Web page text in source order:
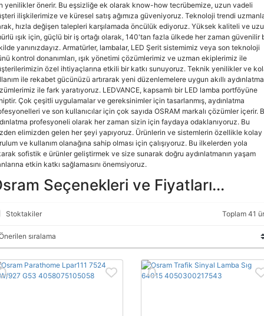
yenilikler önerir. Bu eşsizliğe ek olarak know-how tecrübemize, uzun vadeli
ilişkilerimize ve küresel satış ağımıza güveniyoruz. Teknoloji trendi
hızla değişen talepleri karşılamada öncülük ediyoruz. Yüksek kaliteli ve
ışık için, güçlü bir iş ortağı olarak, 140'tan fazla ülkede her zaman güvenilir
yanınızdayız. Armatürler, lambalar, LED Şerit sistemimiz veya son teknoloji
kontrol donanımları, ışık yönetimi çözümlerimiz ve uzman ekiplerimiz ile
özel ihtiyaçlarına etkili bir katkı sunuyoruz. Teknik yenilikler ve
ile rekabet gücünüzü artırarak yeni düzenlemelere uygun akıllı aydınlatma
ile fark yaratıyoruz. LEDVANCE, kapsamlı bir LED lamba portföyüne
Çok çeşitli uygulamalar ve gereksinimler için tasarlanmış, aydınlatma
ve son kullanıcılar için çok sayıda OSRAM markalı çözümler içerir.
profesyoneli olarak her zaman sizin için faydaya odaklanıyoruz. Bu
elimizden gelen her şeyi yapıyoruz. Ürünlerin ve sistemlerin özellikle kolay
ve kullanım olanağına sahip olması için çalışıyoruz. Bu ilkelerden yola
sofistik e ürünler geliştirmek ve size sunarak doğru aydınlatmanın yaşam
etkin katkı sağlamasını önemsiyoruz.
Seçenekleri ve Fiyatları...
Stoktakiler Toplam 41